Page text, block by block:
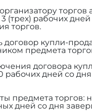
(трех) рабочих
торгов.
договор купли-
предмета
договора
рабочих дней со
предмета торгов:
дней со дня